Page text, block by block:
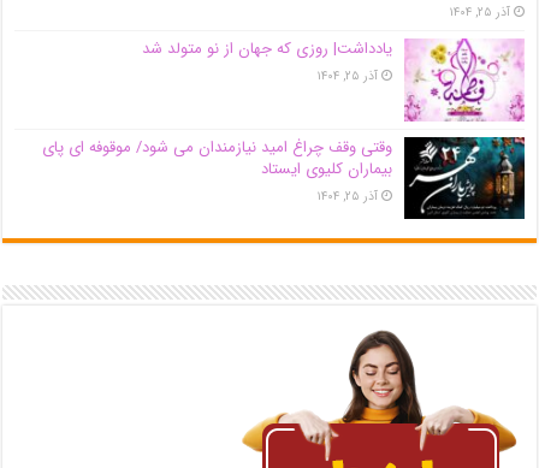
آذر ۲۵, ۱۴۰۴
یادداشت| روزی که جهان از نو متولد شد
آذر ۲۵, ۱۴۰۴
وقتی وقف چراغ امید نیازمندان می شود/ موقوفه ای پای
بیماران کلیوی ایستاد
آذر ۲۵, ۱۴۰۴